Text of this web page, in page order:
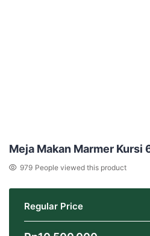
Meja Makan Marmer Kursi
979 People viewed this product
Regular Price